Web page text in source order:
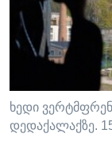
ᲡᲢᲣᲓᲘᲐ
ᲔᲙᲝᲜᲝᲛᲘᲙᲐ
ᲯᲐᲜᲛᲠᲗᲔᲚᲝᲑᲐ
ᲘᲜᲢᲔᲠᲕᲘᲣ
ᲙᲣᲚᲢᲣᲠᲐ
Learning
ᲗᲕᲐᲚᲘ ᲒᲕᲐᲓᲔᲕᲜᲔᲗ
ხედი
დედაქალაქზე.